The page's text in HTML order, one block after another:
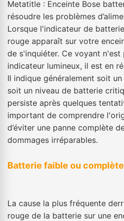
Metatitle : Enceinte Bose
résoudre les problèmes
Lorsque l'indicateur de
rouge apparaît sur votre
de s'inquiéter. Ce voyant n'est
indicateur lumineux, il est en
Il indique généralement soit
soit un niveau de batterie
persiste après quelques
important de comprendre
d’éviter une panne complète
dommages irréparables.
Batterie faible ou
La cause la plus fréquente
rouge de la batterie sur une